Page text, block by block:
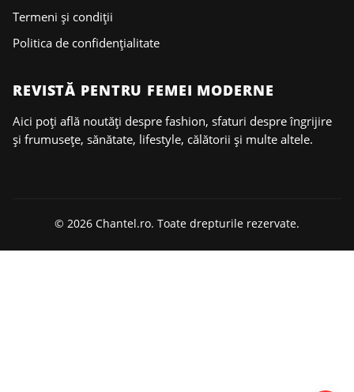
Termeni și condiții
Politica de confidențialitate
REVISTĂ PENTRU FEMEI MODERNE
Aici poți află noutăți despre fashion, sfaturi despre îngrijire
și frumusețe, sănătate, lifestyle, călătorii și multe altele.
© 2026 Chantel.ro. Toate drepturile rezervate.